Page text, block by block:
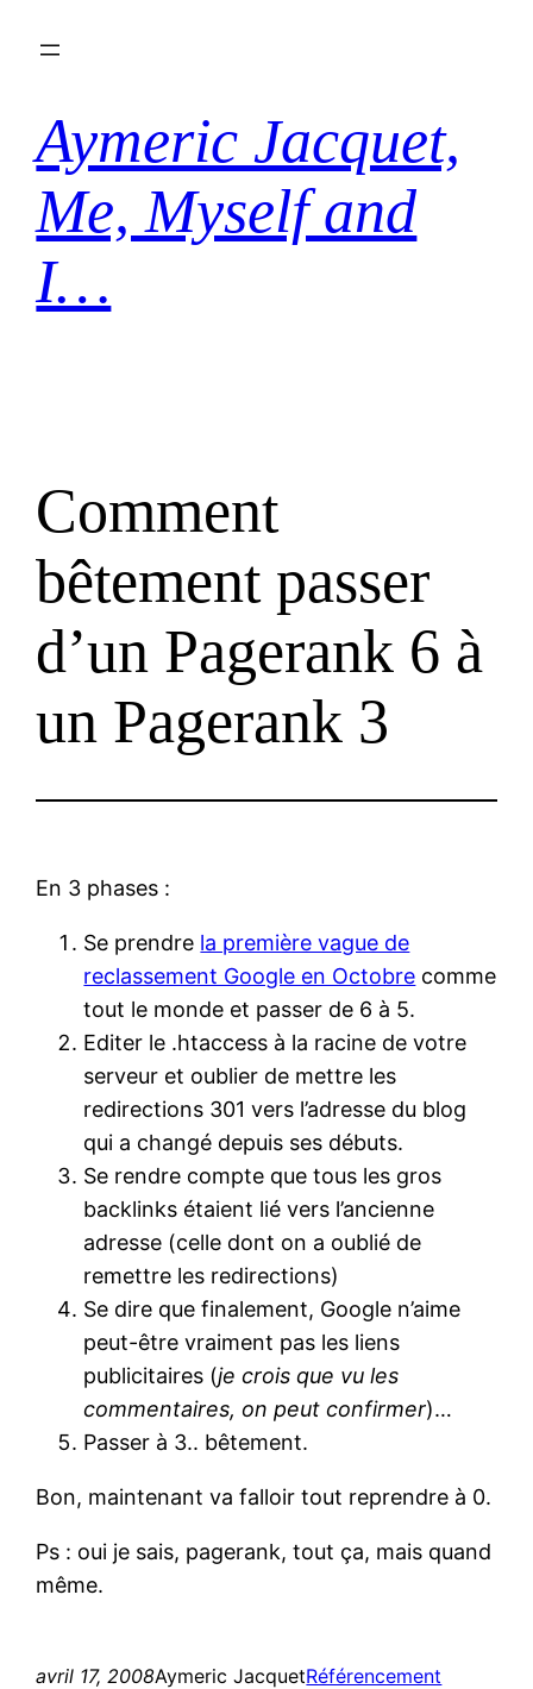
Aymeric Jacquet,
Me, Myself and
I…
Comment
bêtement passer
d’un Pagerank 6 à
un Pagerank 3
En 3 phases :
Se prendre la première vague de
reclassement Google en Octobre comme
tout le monde et passer de 6 à 5.
Editer le .htaccess à la racine de votre
serveur et oublier de mettre les
redirections 301 vers l’adresse du blog
qui a changé depuis ses débuts.
Se rendre compte que tous les gros
backlinks étaient lié vers l’ancienne
adresse (celle dont on a oublié de
remettre les redirections)
Se dire que finalement, Google n’aime
peut-être vraiment pas les liens
publicitaires (je crois que vu les
commentaires, on peut confirmer)…
Passer à 3.. bêtement.
Bon, maintenant va falloir tout reprendre à 0.
Ps : oui je sais, pagerank, tout ça, mais quand
même.
avril 17, 2008Aymeric JacquetRéférencement